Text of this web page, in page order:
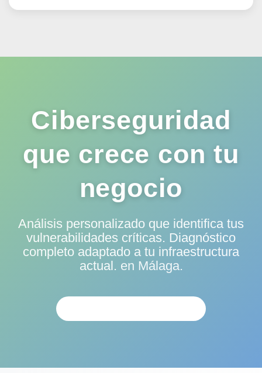
Ciberseguridad
que crece con tu
negocio
Análisis personalizado que identifica tus
vulnerabilidades críticas. Diagnóstico
completo adaptado a tu infraestructura
actual. en Málaga.